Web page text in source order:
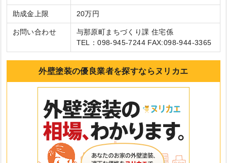
助成金上限 20万円
お問い合わせ
与那原町まちづくり課 住宅係
TEL：098-945-7244 FAX:098-944-3365
外壁塗装の優良業者を探すならヌリカエ